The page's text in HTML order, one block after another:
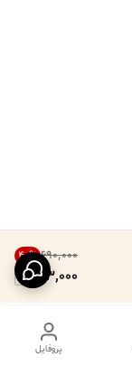
۶۹۰٬۰۰۰ 40%
413,000
پروفایل